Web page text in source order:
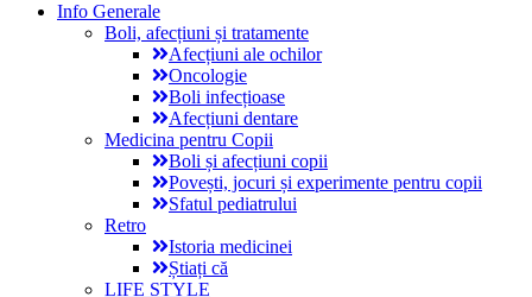
Info Generale
Boli, afecțiuni și tratamente
Afecțiuni ale ochilor
Oncologie
Boli infecțioase
Afecțiuni dentare
Medicina pentru Copii
Boli și afecțiuni copii
Povești, jocuri și experimente pentru copii
Sfatul pediatrului
Retro
Istoria medicinei
Știați că
LIFE STYLE